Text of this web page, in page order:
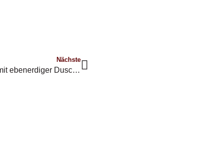
Nächste
Komplettbadsanierung mit ebenerdiger Dusche und viel Stauraum in Bad Oldesloe